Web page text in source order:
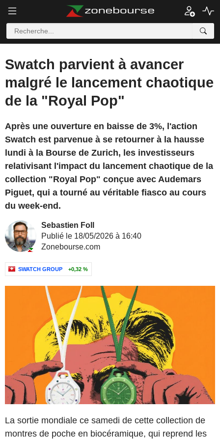
Swatch parvient à avancer
malgré le lancement chaotique
de la "Royal Pop"
Après une ouverture en baisse de 3%, l'action
Swatch est parvenue à se retourner à la hausse
lundi à la Bourse de Zurich, les investisseurs
relativisant l'impact du lancement chaotique de la
collection "Royal Pop" conçue avec Audemars
Piguet, qui a tourné au véritable fiasco au cours
du week-end.
Sebastien Foll
Publié le 18/05/2026 à 16:40
Zonebourse.com
SWATCH GROUP +0,32 %
La sortie mondiale ce samedi de cette collection de
montres de poche en biocéramique, qui reprend les